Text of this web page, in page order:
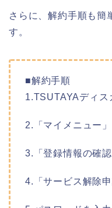
さらに、解約手順も簡
す。
■解約手順
1.TSUTAYAディス
2.「マイメニュー
3.「登録情報の確
4.「サービス解除